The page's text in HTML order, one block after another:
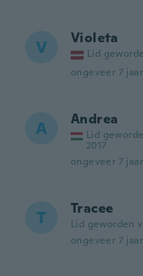
V Violeta
Lid
ongeveer 7
A Andrea
Lid
2017
ongeveer 7
T Tracee
Lid geworden
ongeveer 7